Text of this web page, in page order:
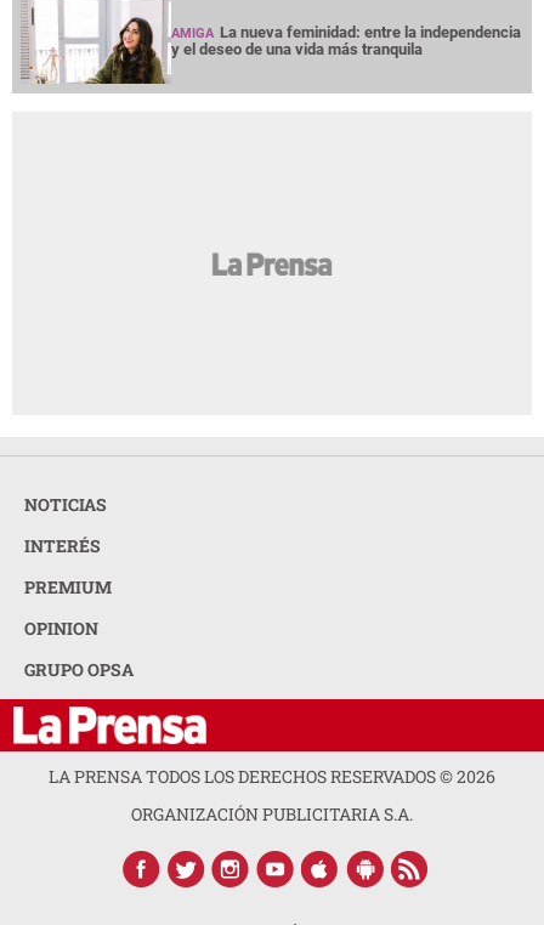
AMIGA La nueva feminidad: entre la independencia
y el deseo de una vida más tranquila
NOTICIAS
INTERÉS
PREMIUM
OPINION
GRUPO OPSA
LA PRENSA TODOS LOS DERECHOS RESERVADOS ©2026
ORGANIZACIÓN PUBLICITARIA S.A.